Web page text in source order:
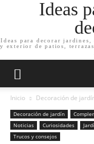
Ideas
Ideas para decorar
y exterior de patios,
Inicio Decoración de
Decoración de jardín
Noticias
Curiosidades
Trucos y consejos